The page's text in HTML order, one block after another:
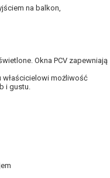
na balkon,
Okna PCV zapewniają
właścicielowi możliwość
i gustu.